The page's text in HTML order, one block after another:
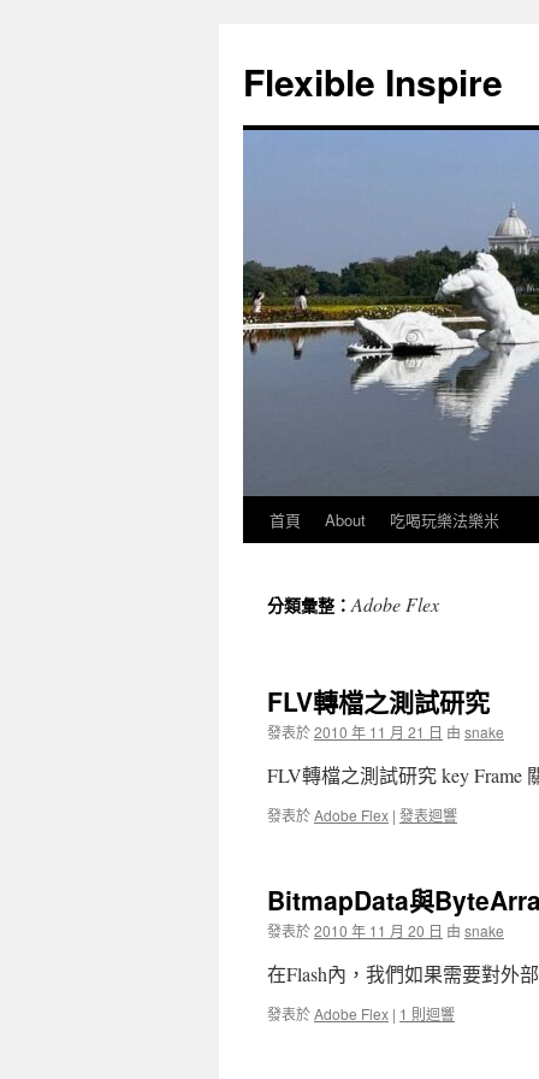
Flexible Inspire
內
首頁 About 吃喝玩樂法樂米
分類彙整：Adobe Flex
FLV轉檔之測試研究
發表於2010 年 11 月 21 日 由 snake
FLV轉檔之測試研究 key
發表於Adobe Flex | 發表迴響
BitmapData與
發表於2010 年 11 月 20 日 由 snake
在Flash內，我們如果需要對外
發表於Adobe Flex | 1 則迴響